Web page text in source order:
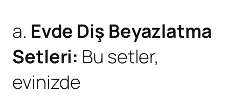
a. Evde Diş Beyazlatma
Setleri: Bu setler,
evinizde